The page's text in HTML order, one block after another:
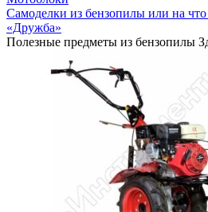
Самоделки из бензопилы или на
«Дружба»
Полезные предметы из бензопилы